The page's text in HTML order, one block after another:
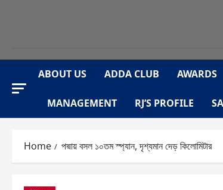
ABOUT US ADDA CLUB AWARDS
MANAGEMENT RJ’S PROFILE
Home পদ্মায় বসল ১০তম স্প্যান, দৃশ্যমান দেড় কিলোমিটার